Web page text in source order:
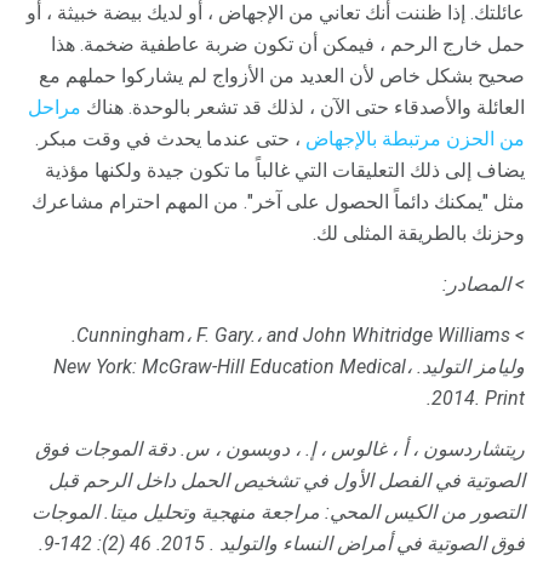
عائلتك. إذا ظننت أنك تعاني من الإجهاض ، أو لديك بيضة خبيثة ، أو
حمل خارج الرحم ، فيمكن أن تكون ضربة عاطفية ضخمة. هذا
صحيح بشكل خاص لأن العديد من الأزواج لم يشاركوا حملهم مع
العائلة والأصدقاء حتى الآن ، لذلك قد تشعر بالوحدة. هناك مراحل
من الحزن مرتبطة بالإجهاض ، حتى عندما يحدث في وقت مبكر.
يضاف إلى ذلك التعليقات التي غالباً ما تكون جيدة ولكنها مؤذية
مثل "يمكنك دائماً الحصول على آخر". من المهم احترام مشاعرك
وحزنك بالطريقة المثلى لك.
> المصادر:
> Cunningham، F. Gary.، and John Whitridge Williams.
وليامز التوليد. New York: McGraw-Hill Education Medical،
2014. Print.
ريتشاردسون ، أ ، غالوس ، إ. ، دوبسون ، س. دقة الموجات فوق
الصوتية في الفصل الأول في تشخيص الحمل داخل الرحم قبل
التصور من الكيس المحي: مراجعة منهجية وتحليل ميتا. الموجات
فوق الصوتية في أمراض النساء والتوليد .
2015. 46 (2): 142-9.